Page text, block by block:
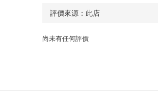
尚未有任何評價